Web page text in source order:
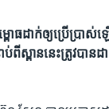
ដាក់​ឲ្យ​ប្រើ​ប្រាស់​ឡ
ស្ពាន​នេះ​ត្រូវ​បា